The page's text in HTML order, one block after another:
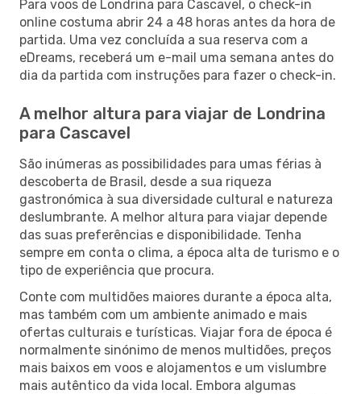
Para voos de Londrina para Cascavel, o check-in
online costuma abrir 24 a 48 horas antes da hora de
partida. Uma vez concluída a sua reserva com a
eDreams, receberá um e-mail uma semana antes do
dia da partida com instruções para fazer o check-in.
A melhor altura para viajar de Londrina
para Cascavel
São inúmeras as possibilidades para umas férias à
descoberta de Brasil, desde a sua riqueza
gastronómica à sua diversidade cultural e natureza
deslumbrante. A melhor altura para viajar depende
das suas preferências e disponibilidade. Tenha
sempre em conta o clima, a época alta de turismo e o
tipo de experiência que procura.
Conte com multidões maiores durante a época alta,
mas também com um ambiente animado e mais
ofertas culturais e turísticas. Viajar fora de época é
normalmente sinónimo de menos multidões, preços
mais baixos em voos e alojamentos e um vislumbre
mais autêntico da vida local. Embora algumas